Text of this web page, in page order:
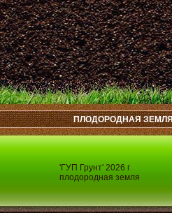
'ГУП Грунт' 2026 г
плодородная земля
ПЛОДОРОДНАЯ ЗЕМЛЯ